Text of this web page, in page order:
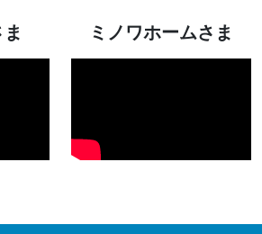
ミノワホームさま